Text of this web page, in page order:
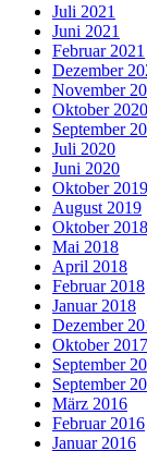
Juli 2021
Juni 2021
Februar 2021
Dezember
November
Oktober 2020
September
Juli 2020
Juni 2020
Oktober 2019
August 2019
Oktober 2018
Mai 2018
April 2018
Februar 2018
Januar 2018
Dezember
Oktober 2017
September
September
März 2016
Februar 2016
Januar 2016